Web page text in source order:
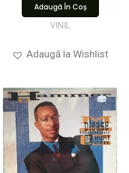
Adaugă În Coș
VINIL
Adaugă la Wishlist